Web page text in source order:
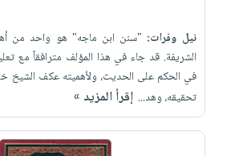
نيل وفرات: "سنن ابن ماجه" هو واحد من
الشريفة. قد جاء في هذا المؤلف مترافقاً مع
في الحكم على الحديث، ولأهميته عكف الشيخ
تحقيقه، وهد... إقرأ المزيد »